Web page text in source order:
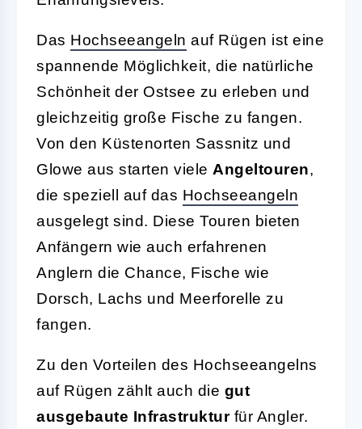
Das Hochseeangeln auf Rügen ist eine
spannende Möglichkeit, die natürliche
Schönheit der Ostsee zu erleben und
gleichzeitig große Fische zu fangen.
Von den Küstenorten Sassnitz und
Glowe aus starten viele Angeltouren,
die speziell auf das Hochseeangeln
ausgelegt sind. Diese Touren bieten
Anfängern wie auch erfahrenen
Anglern die Chance, Fische wie
Dorsch, Lachs und Meerforelle zu
fangen.
Zu den Vorteilen des Hochseeangelns
auf Rügen zählt auch die gut
ausgebaute Infrastrukturfür Angler.